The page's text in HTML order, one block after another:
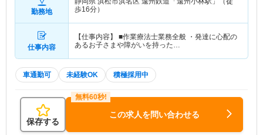
勤務地
歩16分）
仕事内容
【仕事内容】 ■作業療法士業務全般 ・発達に心配の
あるお子さまや障がいを持った…
車通勤可 未経験OK 積極採用中
保存する
この求人を問い合わせる